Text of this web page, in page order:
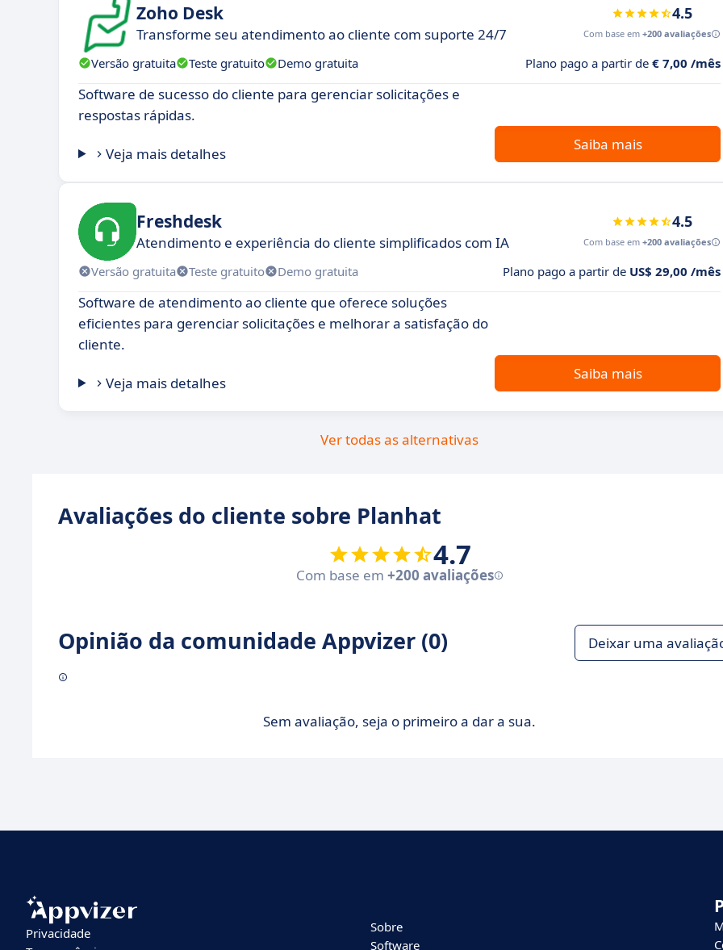
Zoho Desk
Transforme seu atendimento ao cliente com suporte 24/7
4.5
Com base em +200 avaliações
Versão gratuita Teste gratuito Demo gratuita Plano pago a partir de € 7,00 /mês
Software de sucesso do cliente para gerenciar solicitações e
respostas rápidas.
Veja mais detalhes
Saiba mais
Freshdesk
Atendimento e experiência do cliente simplificados com IA
4.5
Com base em +200 avaliações
Versão gratuita Teste gratuito Demo gratuita Plano pago a partir de US$ 29,00 /mês
Software de atendimento ao cliente que oferece soluções
eficientes para gerenciar solicitações e melhorar a satisfação do
cliente.
Veja mais detalhes
Saiba mais
Ver todas as alternativas
Avaliações do cliente sobre Planhat
4.7
Com base em +200 avaliações
Opinião da comunidade Appvizer (0) Deixar uma
Sem avaliação, seja o primeiro a dar a sua.
Privacidade
Sobre
Software